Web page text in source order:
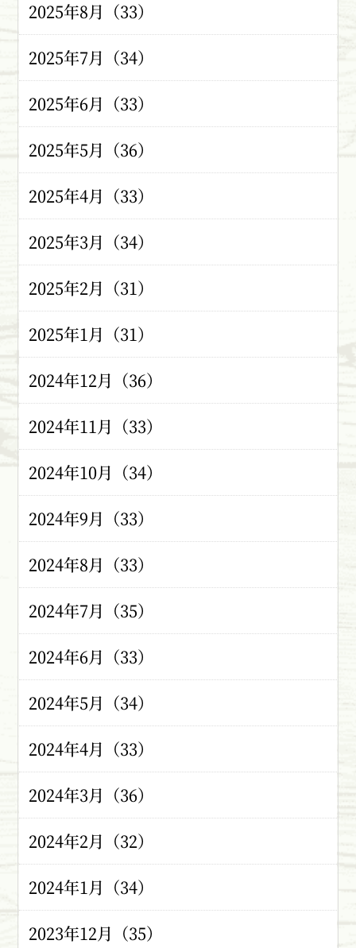
2025年8月（33）
2025年7月（34）
2025年6月（33）
2025年5月（36）
2025年4月（33）
2025年3月（34）
2025年2月（31）
2025年1月（31）
2024年12月（36）
2024年11月（33）
2024年10月（34）
2024年9月（33）
2024年8月（33）
2024年7月（35）
2024年6月（33）
2024年5月（34）
2024年4月（33）
2024年3月（36）
2024年2月（32）
2024年1月（34）
2023年12月（35）